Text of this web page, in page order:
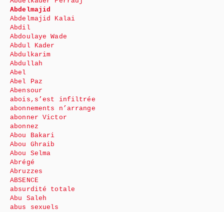
Abdelmajid
Abdelmajid Kalai
Abdil
Abdoulaye Wade
Abdul Kader
Abdulkarim
Abdullah
Abel
Abel Paz
Abensour
abois,s’est infiltrée
abonnements n’arrange
abonner Victor
abonnez
Abou Bakari
Abou Ghraib
Abou Selma
Abrégé
Abruzzes
ABSENCE
absurdité totale
Abu Saleh
abus sexuels